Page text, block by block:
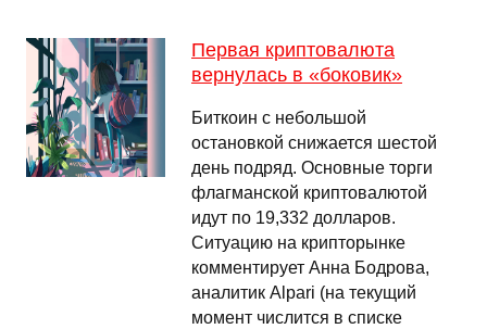
Первая криптовалюта
вернулась в «боковик»
Биткоин с небольшой
остановкой снижается шестой
день подряд. Основные торги
флагманской криптовалютой
идут по 19,332 долларов.
Ситуацию на крипторынке
комментирует Анна Бодрова,
аналитик Alpari (на текущий
момент числится в списке